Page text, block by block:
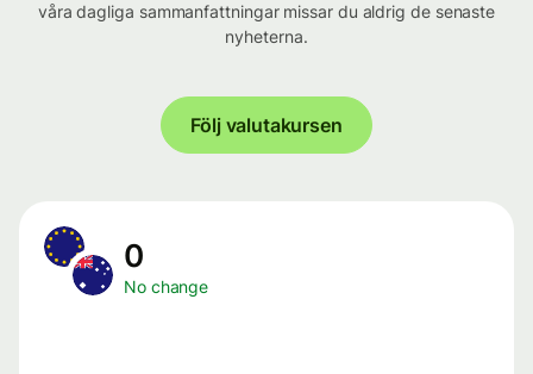
våra dagliga sammanfattningar missar du aldrig de senaste
nyheterna.
Följ valutakursen
0
No change